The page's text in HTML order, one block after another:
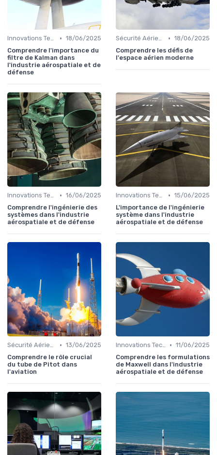
Innovations Technologiques • 18/06/2025
Comprendre l'importance du
filtre de Kalman dans
l'industrie aérospatiale et de
défense
Sécurité Aérienne • 18/06/2025
Comprendre les défis de
l'espace aérien moderne
Innovations Technologiques • 16/06/2025
Comprendre l'ingénierie des
systèmes dans l'industrie
aérospatiale et de défense
Innovations Technologiques • 15/06/2025
L'importance de l'ingénierie
système dans l'industrie
aérospatiale et de défense
Sécurité Aérienne • 13/06/2025
Comprendre le rôle crucial
du tube de Pitot dans
l'aviation
Innovations Technologiques • 11/06/2025
Comprendre les formulations
de Maxwell dans l'industrie
aérospatiale et de défense